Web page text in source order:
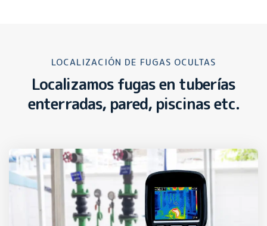
LOCALIZACIÓN DE FUGAS OCULTAS
Localizamos fugas en tuberías
enterradas, pared, piscinas etc.